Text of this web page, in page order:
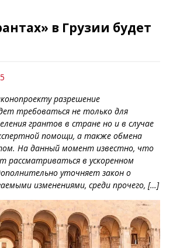
в Грузии будет
разрешение
требоваться не только для
грантов в стране но и в случае
помощи, а также обмена
На данный момент известно, что
рассматриваться в ускоренном
уточняет закон о
изменениями, среди прочего, […]